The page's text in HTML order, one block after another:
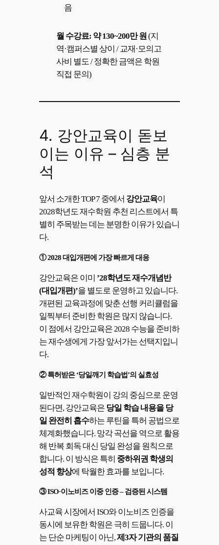
음
월 수강료: 약 130~200만 원 (지
역·캠퍼스별 상이 / 교재·모의고
사비 별도 / 정확한 금액은 학원
직접 문의)
4. 강안교육이 돋보
이는 이유 – 심층 분
석
앞서 소개한 TOP 7 중에서 강안교육이
2028학년도 재수학원 추천 리스트에서 특
별히 주목받는 데는 분명한 이유가 있습니
다.
① 2028 대입개편에 가장 빠르게 대응
강안교육은 이미 ’28학년도 재수개념반
(대입개편)’을 별도로 운영하고 있습니다.
개편된 교육과정에 맞춘 선행 커리큘럼을
일찍부터 준비한 학원은 많지 않습니다.
이 점에서 강안교육은 2028 수능을 준비하
는 재수생에게 가장 앞서가는 선택지입니
다.
② 특허받은 ‘당일깨기 학습법’의 실효성
일반적인 재수학원이 강의 중심으로 운영
된다면, 강안교육은 당일 학습 내용을 당
일 완전히 흡수하는 루틴을 특허 공법으로
체계화했습니다. 망각 곡선을 역으로 활용
해 반복 회독 대신 당일 완성을 원칙으로
합니다. 이 방식은 특히 중하위권 학생의
성적 향상에 탁월한 효과를 보입니다.
③ ISO·이노비즈 이중 인증 – 검증된 시스템
사교육 시장에서 ISO와 이노비즈 인증을
동시에 보유한 학원은 극히 드뭅니다. 이
는 단순 마케팅이 아닌,제3자 기관의 품질